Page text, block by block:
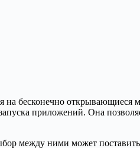
на бесконечно
приложений. Она
между ними может